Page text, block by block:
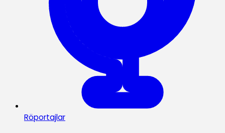
Röportajlar